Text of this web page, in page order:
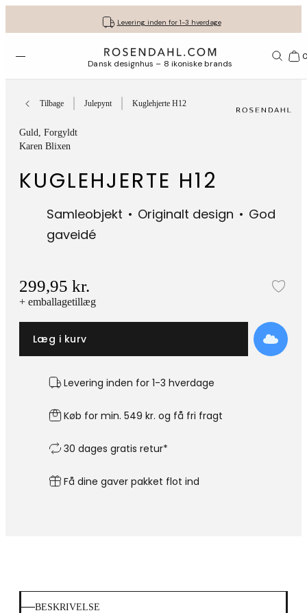
Levering inden for 1-3 hverdage
Fri fragt ved køb for min. 549 kr.
30 dages gratis retur*
Få dine gaver pakket flot ind
Vi er e-mærket
Åbn menuen Dansk designhus – 8 ikoniske brands
Tilbage Julepynt Kuglehjerte H12
Guld, Forgyldt
Karen Blixen
KUGLEHJERTE H12
Samleobjekt Originalt design
God
gaveidé
299,95 kr.
+ emballagetillæg
Læg i kurv
Levering inden for 1-3 hverdage
Køb for min. 549 kr. og få fri fragt
30 dages gratis retur*
Få dine gaver pakket flot ind
BESKRIVELSE